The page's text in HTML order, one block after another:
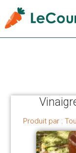
Produit par :